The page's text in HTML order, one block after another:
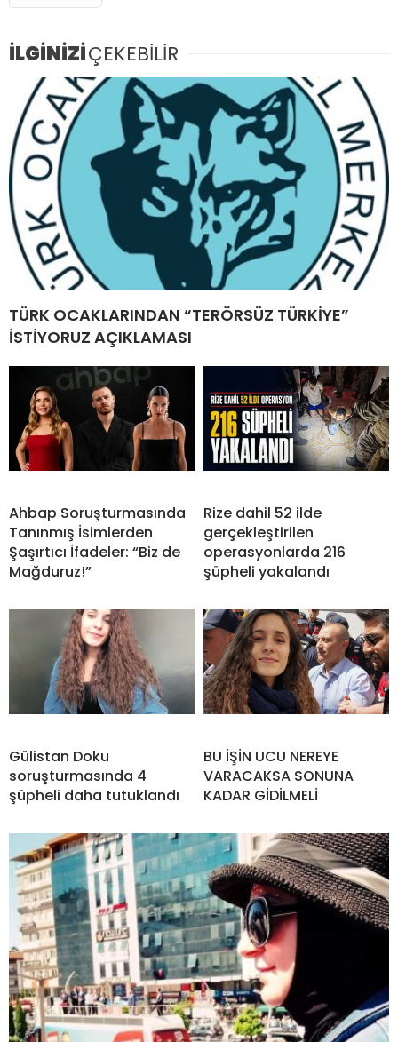
İLGİNİZİÇEKEBİLİR
TÜRK OCAKLARINDAN “TERÖRSÜZ TÜRKİYE”
İSTİYORUZ AÇIKLAMASI
Ahbap Soruşturmasında
Tanınmış İsimlerden
Şaşırtıcı İfadeler: “Biz de
Mağduruz!”
Rize dahil 52 ilde
gerçekleştirilen
operasyonlarda 216
şüpheli yakalandı
Gülistan Doku
soruşturmasında 4
şüpheli daha tutuklandı
BU İŞİN UCU NEREYE
VARACAKSA SONUNA
KADAR GİDİLMELİ